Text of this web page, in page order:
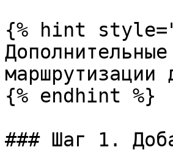
{% hint
маршрутизации
{% endhint %}
### Шаг 1.